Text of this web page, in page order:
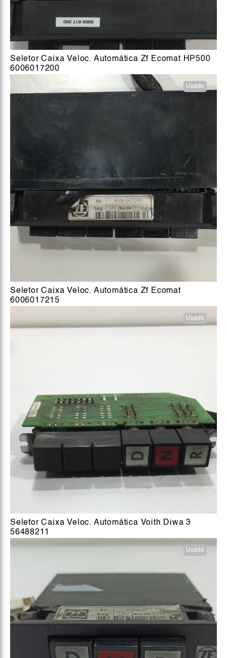
Seletor Caixa Veloc. Automática Zf Ecomat HP500
6006017200
Usado
Seletor Caixa Veloc. Automática Zf Ecomat
6006017215
Usado
Seletor Caixa Veloc. Automática Voith Diwa 3
56488211
Usado